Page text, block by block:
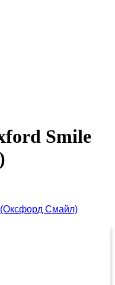
Smile
(Оксфорд Смайл)